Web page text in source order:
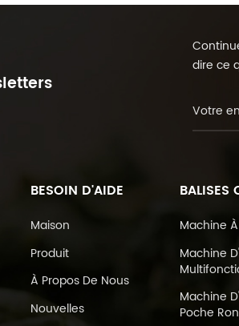
dire ce
BESOIN D'AIDE
Maison
Produit
À Propos De Nous
Nouvelles
BALISES
Machine
Machine
Machine
Poche